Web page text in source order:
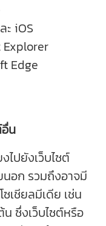
ะ iOS
Edge
น
ไปยังเว็บไซต์
อก รวมถึงอาจมี
เชียลมีเดีย เช่น
ซึ่งเว็บไซต์หรือ